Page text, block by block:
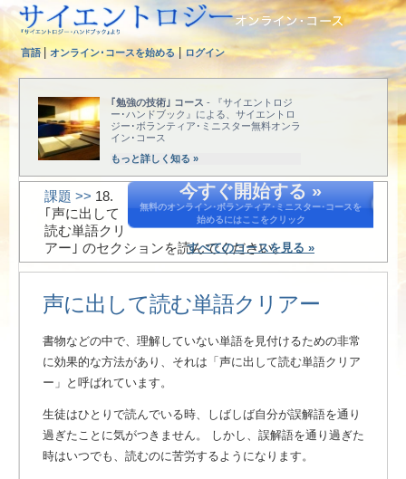
言語| オンライン･コースを始める ログイン
｢勉強の技術｣ コース - 『サイエントロジ
ー･ハンドブック』による、サイエントロ
ジー･ボランティア･ミニスター無料オンラ
イン･コース
もっと詳しく知る »
今すぐ開始する »
無料のオンライン･ボランティア･ミニスター･コースを
始めるにはここをクリック
すべてのコースを見る »
課題 >> 18.
｢声に出して
読む単語クリ
アー｣ のセクションを読んでください。
声に出して読む単語クリアー
書物などの中で、理解していない単語を見付けるための非常
に効果的な方法があり、それは「声に出して読む単語クリア
ー」と呼ばれています。
生徒はひとりで読んでいる時、しばしば自分が誤解語を通り
過ぎたことに気がつきません。 しかし、誤解語を通り過ぎた
時はいつでも、読むのに苦労するようになります。